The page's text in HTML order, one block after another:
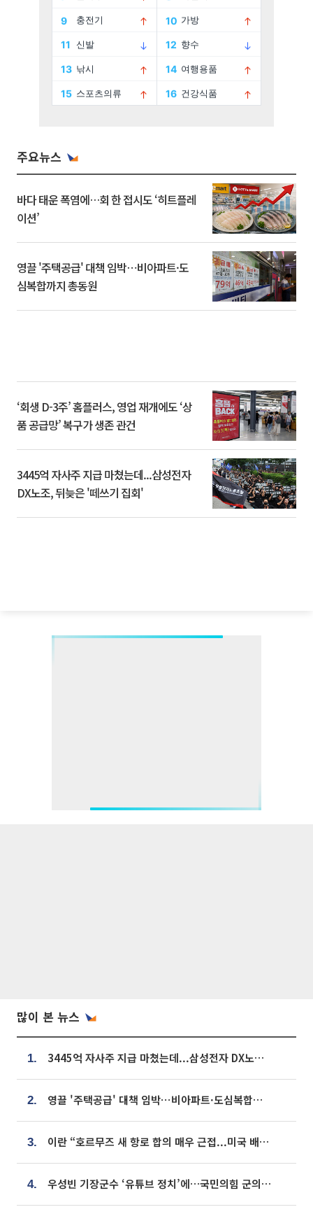
주요뉴스
바다 태운 폭염에…회 한 접시도 ‘히트플레
이션’
영끌 '주택공급' 대책 임박⋯비아파트·도
심복합까지 총동원
‘회생 D-3주’ 홈플러스, 영업 재개에도 ‘상
품 공급망’ 복구가 생존 관건
3445억 자사주 지급 마쳤는데...삼성전자
DX노조, 뒤늦은 '떼쓰기 집회'
많이 본 뉴스
1. 3445억 자사주 지급 마쳤는데...삼성전자 DX노조, 뒤늦은 '떼쓰기 집회'
2. 영끌 '주택공급' 대책 임박⋯비아파트·도심복합까지 총동원
3. 이란 “호르무즈 새 항로 합의 매우 근접...미국 배상 먼저”
4. 우성빈 기장군수 ‘유튜브 정치’에…국민의힘 군의원들 집단 반발